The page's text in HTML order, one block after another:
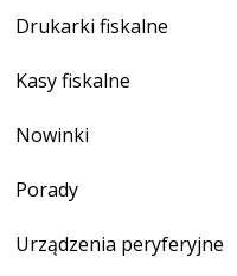
Drukarki fiskalne
Kasy fiskalne
Nowinki
Porady
Urządzenia peryferyjne